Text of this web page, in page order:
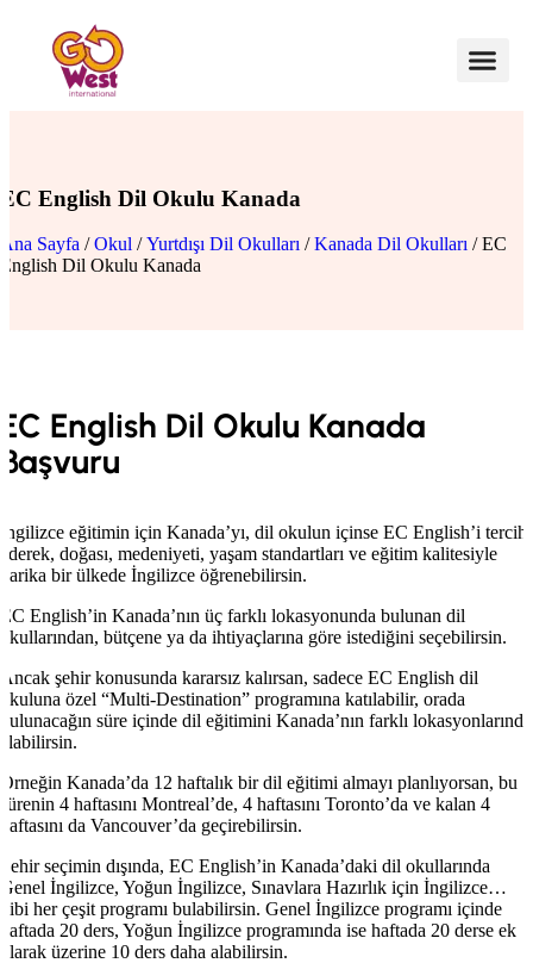
EC English Dil Okulu Kanada
Ana Sayfa /Okul /Yurtdışı Dil Okulları /Kanada Dil Okulları / EC
English Dil Okulu Kanada
EC English Dil Okulu Kanada
Başvuru
İngilizce eğitimin için Kanada’yı, dil okulun içinse EC English’i tercih
ederek, doğası, medeniyeti, yaşam standartları ve eğitim kalitesiyle
harika bir ülkede İngilizce öğrenebilirsin.
EC English’in Kanada’nın üç farklı lokasyonunda bulunan dil
okullarından, bütçene ya da ihtiyaçlarına göre istediğini seçebilirsin.
Ancak şehir konusunda kararsız kalırsan, sadece EC English dil
okuluna özel “Multi-Destination” programına katılabilir, orada
bulunacağın süre içinde dil eğitimini Kanada’nın farklı lokasyonlarında
alabilirsin.
Örneğin Kanada’da 12 haftalık bir dil eğitimi almayı planlıyorsan, bu
sürenin 4 haftasını Montreal’de, 4 haftasını Toronto’da ve kalan 4
haftasını da Vancouver’da geçirebilirsin.
Şehir seçimin dışında, EC English’in Kanada’daki dil okullarında
Genel İngilizce, Yoğun İngilizce, Sınavlara Hazırlık için İngilizce…
gibi her çeşit programı bulabilirsin. Genel İngilizce programı içinde
haftada 20 ders, Yoğun İngilizce programında ise haftada 20 derse ek
olarak üzerine 10 ders daha alabilirsin.